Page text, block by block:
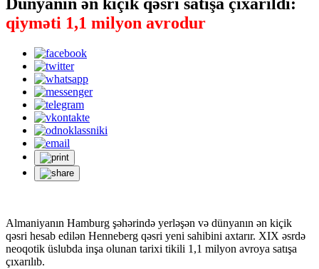
qiyməti 1,1 milyon avrodur
Almaniyanın Hamburg şəhərində yerləşən və dünyanın ən kiçik
qəsri hesab edilən Henneberg qəsri yeni sahibini axtarır. XIX əsrdə
neoqotik üslubda inşa olunan tarixi tikili 1,1 milyon avroya satışa
çıxarılıb.